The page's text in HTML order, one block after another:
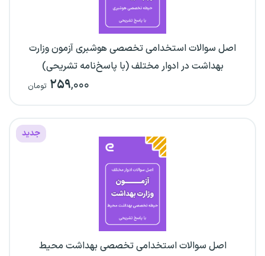
اصل سوالات استخدامی تخصصی هوشبری آزمون وزارت
بهداشت در ادوار مختلف (با پاسخ‌نامه تشریحی)
۲۵۹,۰۰۰ تومان
جدید
اصل سوالات استخدامی تخصصی بهداشت محیط